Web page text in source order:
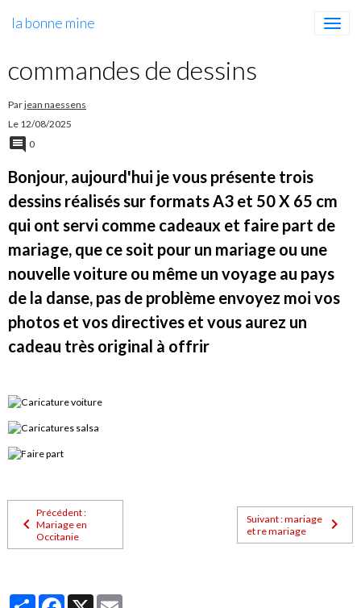
la bonne mine
commandes de dessins
Parjean naessens
Le 12/08/2025
0
Bonjour, aujourd'hui je vous présente trois
dessins réalisés sur formats A3 et 50 X 65 cm
qui ont servi comme cadeaux et faire part de
mariage, que ce soit pour un mariage ou une
nouvelle voiture ou même un voyage au pays
de la danse, pas de problème envoyez moi vos
photos et vos directives et vous aurez un
cadeau très original à offrir
Précédent :
Mariage en
Occitanie
Suivant : mariage
et re mariage
PartagerFacebook
X